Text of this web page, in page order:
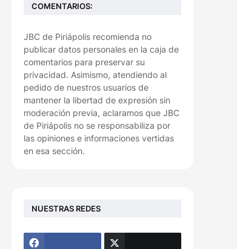
COMENTARIOS:
JBC de Piriápolis recomienda no
publicar datos personales en la caja de
comentarios para preservar su
privacidad. Asimismo, atendiendo al
pedido de nuestros usuarios de
mantener la libertad de expresión sin
moderación previa, aclaramos que JBC
de Piriápolis no se responsabiliza por
las opiniones e informaciones vertidas
en esa sección.
NUESTRAS REDES